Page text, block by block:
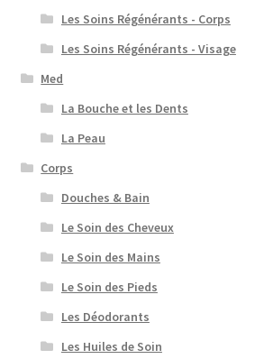
Les Soins Régénérants - Corps
Les Soins Régénérants - Visage
Med
La Bouche et les Dents
La Peau
Corps
Douches & Bain
Le Soin des Cheveux
Le Soin des Mains
Le Soin des Pieds
Les Déodorants
Les Huiles de Soin